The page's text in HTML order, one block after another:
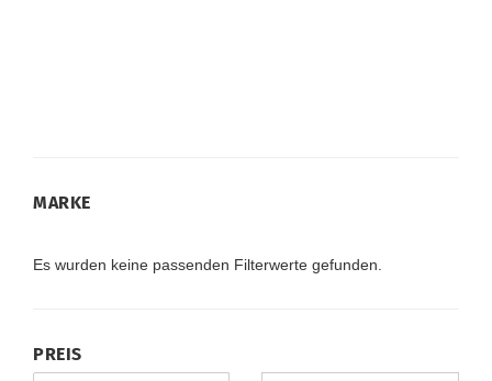
MARKE
MARKE
Es wurden keine passenden Filterwerte gefunden.
PREIS
PREIS